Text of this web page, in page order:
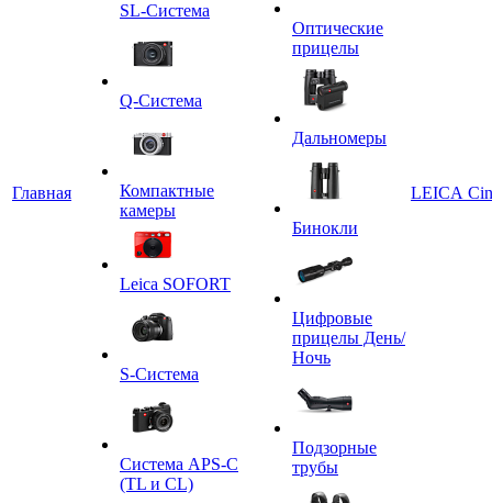
Главная
SL-Система
Q-Cистема
Компактные
камеры
Leica SOFORT
S-Система
Система APS-C
(TL и CL)
Оптические
прицелы
Дальномеры
Бинокли
Цифровые
прицелы День/
Ночь
Подзорные
трубы
LEICA